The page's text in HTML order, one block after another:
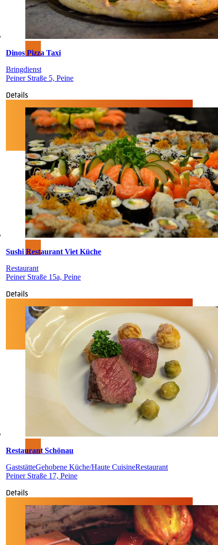
Dinos Pizza Taxi
Bringdienst
Peiner Straße 5, Peine
Details
Sushi Restaurant Viet Küche
Restaurant
Peiner Straße 15a, Peine
Details
Restaurant Schönau
GaststätteGehobene Küche/Haute CuisineRestaurant
Peiner Straße 17, Peine
Details